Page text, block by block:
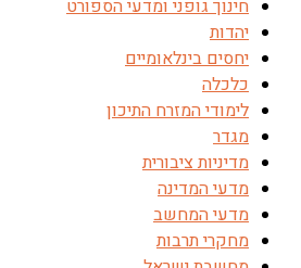
חינוך גופני ומדעי הספורט
יהדות
יחסים בינלאומיים
כלכלה
לימודי המזרח התיכון
מגדר
מדיניות ציבורית
מדעי המדינה
מדעי המחשב
מחקרי תרבות